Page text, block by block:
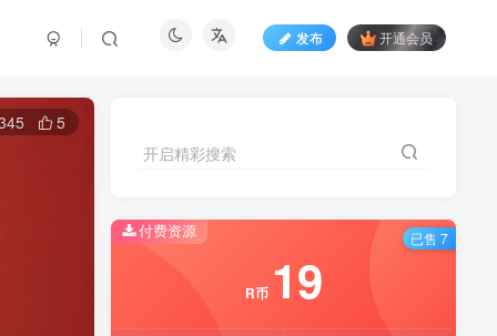
发布 开通会员
5
开启精彩搜索
付费资源
R币 19
已售 7
开启精彩搜索
付费资源
R币 19
已售 7